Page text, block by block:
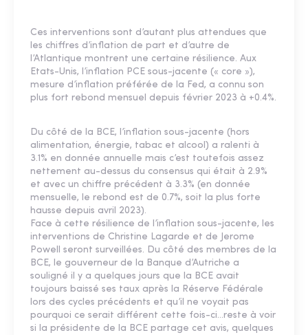
Ces interventions sont d’autant plus attendues que
les chiffres d’inflation de part et d’autre de
l’Atlantique montrent une certaine résilience. Aux
Etats-Unis, l’inflation PCE sous-jacente (« core »),
mesure d’inflation préférée de la Fed, a connu son
plus fort rebond mensuel depuis février 2023 à +0.4%.
Du côté de la BCE, l’inflation sous-jacente (hors
alimentation, énergie, tabac et alcool) a ralenti à
3.1% en donnée annuelle mais c’est toutefois assez
nettement au-dessus du consensus qui était à 2.9%
et avec un chiffre précédent à 3.3% (en donnée
mensuelle, le rebond est de 0.7%, soit la plus forte
hausse depuis avril 2023).
Face à cette résilience de l’inflation sous-jacente, les
interventions de Christine Lagarde et de Jerome
Powell seront surveillées. Du côté des membres de la
BCE, le gouverneur de la Banque d’Autriche a
souligné il y a quelques jours que la BCE avait
toujours baissé ses taux après la Réserve Fédérale
lors des cycles précédents et qu’il ne voyait pas
pourquoi ce serait différent cette fois-ci…reste à voir
si la présidente de la BCE partage cet avis, quelques